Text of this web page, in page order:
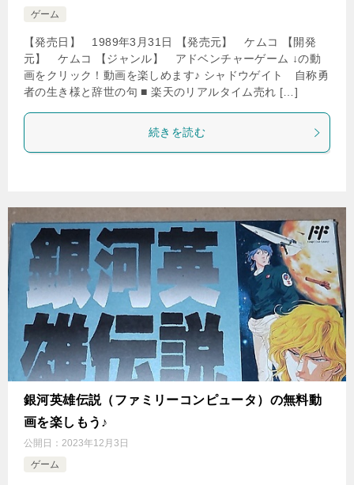
ゲーム
【発売日】 1989年3月31日 【発売元】 ケムコ 【開発
元】 ケムコ 【ジャンル】 アドベンチャーゲーム ↓の動
画をクリック！動画を楽しめます♪ シャドウゲイト 自称勇
者の生き様と辞世の句 ■ 楽天のリアルタイム売れ […]
続きを読む
銀河英雄伝説（ファミリーコンピュータ）の無料動
画を楽しもう♪
公開日： 2023年12月3日
ゲーム